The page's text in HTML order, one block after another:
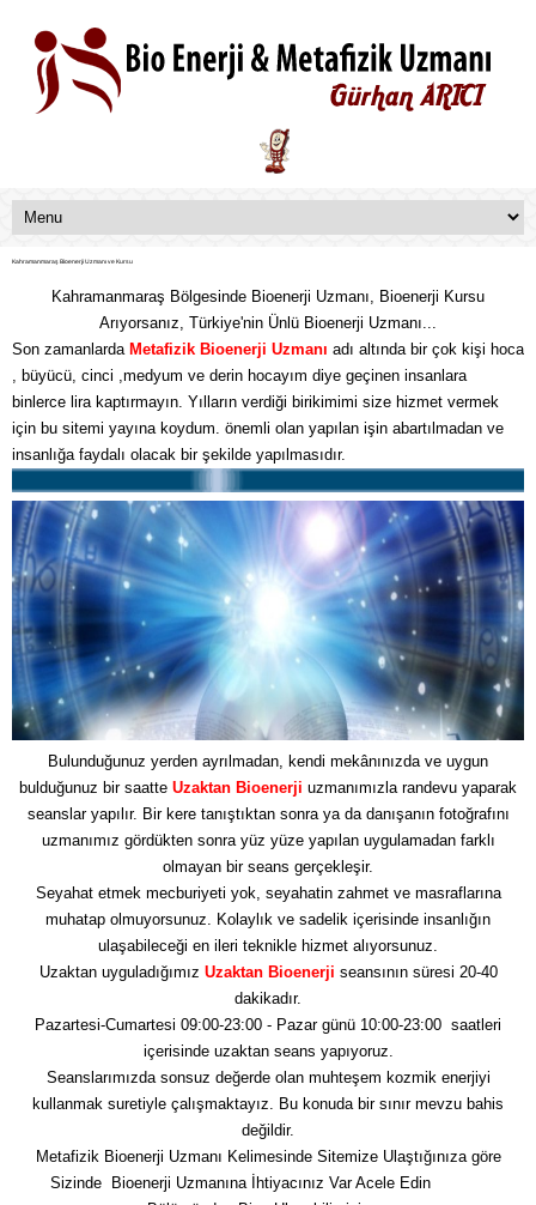
Kahramanmaraş Bioenerji Uzmanı ve Kursu
Kahramanmaraş Bölgesinde Bioenerji Uzmanı, Bioenerji Kursu
Arıyorsanız, Türkiye'nin Ünlü Bioenerji Uzmanı...
Son zamanlarda Metafizik Bioenerji Uzmanı adı altında bir çok kişi hoca
, büyücü, cinci ,medyum ve derin hocayım diye geçinen insanlara
binlerce lira kaptırmayın. Yılların verdiği birikimimi size hizmet vermek
için bu sitemi yayına koydum. önemli olan yapılan işin abartılmadan ve
insanlığa faydalı olacak bir şekilde yapılmasıdır.
Bulunduğunuz yerden ayrılmadan, kendi mekânınızda ve uygun
bulduğunuz bir saatte Uzaktan Bioenerji uzmanımızla randevu yaparak
seanslar yapılır. Bir kere tanıştıktan sonra ya da danışanın fotoğrafını
uzmanımız gördükten sonra yüz yüze yapılan uygulamadan farklı
olmayan bir seans gerçekleşir.
Seyahat etmek mecburiyeti yok, seyahatin zahmet ve masraflarına
muhatap olmuyorsunuz. Kolaylık ve sadelik içerisinde insanlığın
ulaşabileceği en ileri teknikle hizmet alıyorsunuz.
Uzaktan uyguladığımız Uzaktan Bioenerji seansının süresi 20-40
dakikadır.
Pazartesi-Cumartesi 09:00-23:00 - Pazar günü 10:00-23:00 saatleri
içerisinde uzaktan seans yapıyoruz.
Seanslarımızda sonsuz değerde olan muhteşem kozmik enerjiyi
kullanmak suretiyle çalışmaktayız. Bu konuda bir sınır mevzu bahis
değildir.
Metafizik Bioenerji Uzmanı Kelimesinde Sitemize Ulaştığınıza göre
Sizinde Bioenerji Uzmanına İhtiyacınız Var Acele Edin